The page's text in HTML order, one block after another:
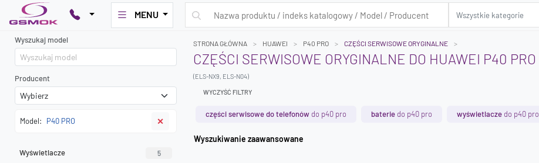
MENU
Wyszukaj model
Producent
Model: P40 PRO ✕
Wyświetlacze 5
STRONA GŁÓWNA HUAWEI P40 PRO CZĘŚCI SERWISOWE ORYGINALNE
CZĘŚCI SERWISOWE ORYGINALNE DO HUAWEI P40 PRO
(ELS-NX9, ELS-N04)
WYCZYŚĆ FILTRY
części serwisowe do telefonów do p40 pro baterie do p40 pro wyświetlacze do p40 pro
Wyszukiwanie zaawansowane